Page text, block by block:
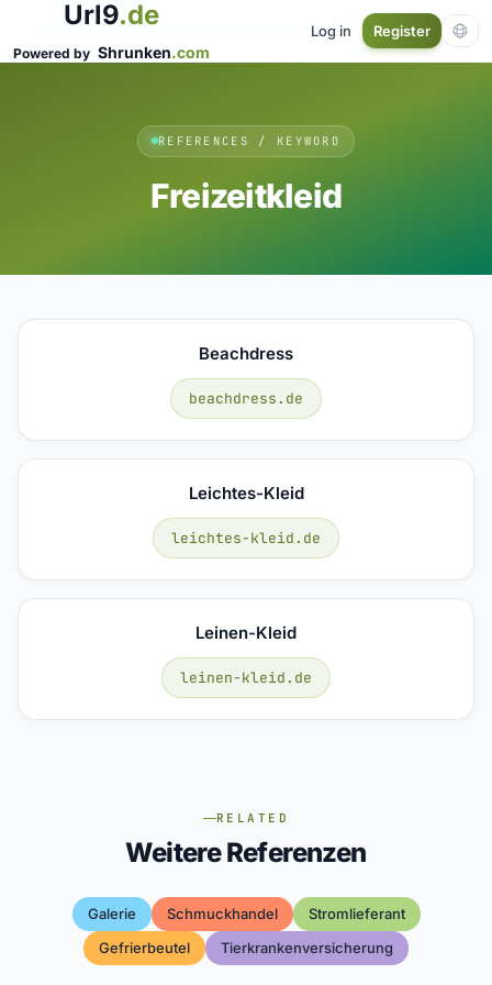
Url9.de
Powered by Shrunken.com
Log in Register
REFERENCES / KEYWORD
Freizeitkleid
Beachdress
beachdress.de
Leichtes-Kleid
leichtes-kleid.de
Leinen-Kleid
leinen-kleid.de
RELATED
Weitere Referenzen
Galerie Schmuckhandel
Stromlieferant
Gefrierbeutel
Tierkrankenversicherung